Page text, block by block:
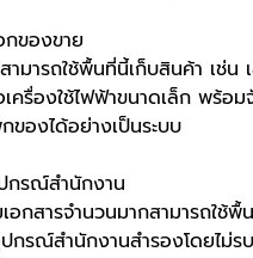
กของขาย
มารถใช้พื้นที่นี้เก็บสินค้า เช่น
เครื่องใช้ไฟฟ้าขนาดเล็ก พร้อม
องได้อย่างเป็นระบบ
กรณ์สำนักงาน
กสารจำนวนมากสามารถใช้
กรณ์สำนักงานสำรองโดยไม่